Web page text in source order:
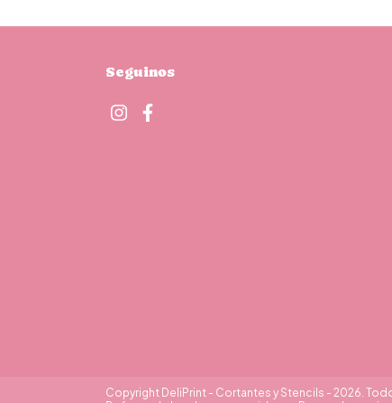
Seguinos
Copyright DeliPrint - Cortantes y Stencils - 2026.